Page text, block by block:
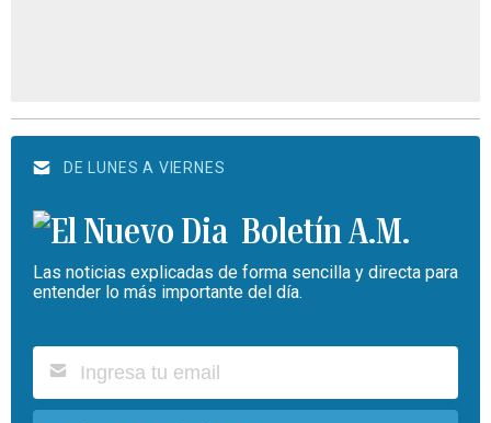
DE LUNES A VIERNES
Boletín A.M.
Las noticias explicadas de forma sencilla y directa para
entender lo más importante del día.